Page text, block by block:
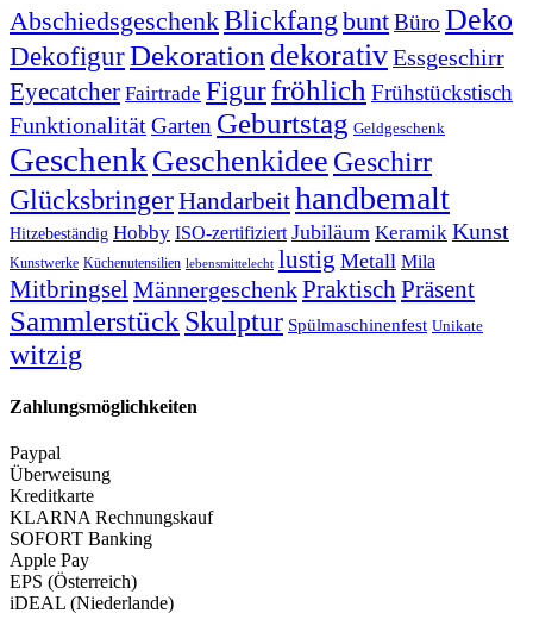
AbschiedsgeschenkBlickfang buntBüro Deko
DekofigurDekoration dekorativEssgeschirr
Eyecatcher Fairtrade Figurfröhlich Frühstückstisch
FunktionalitätGarten Geburtstag Geldgeschenk
Geschenk Geschenkidee Geschirr
GlücksbringerHandarbeithandbemalt
Hitzebeständig Hobby ISO-zertifiziert Jubiläum Keramik Kunst
Kunstwerke Küchenutensilien lebensmittelecht lustig Metall Mila
MitbringselMännergeschenkPraktischPräsent
Sammlerstück Skulptur Spülmaschinenfest Unikate
witzig
Zahlungsmöglichkeiten
Paypal
Überweisung
Kreditkarte
KLARNA Rechnungskauf
SOFORT Banking
Apple Pay
EPS (Österreich)
iDEAL (Niederlande)